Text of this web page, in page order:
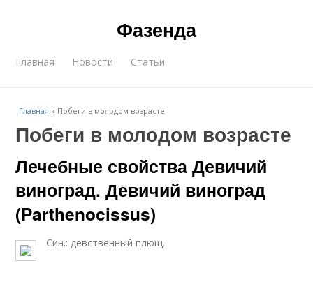
Фазенда
Главная Новости Статьи
Главная » Побеги в молодом возрасте
Побеги в молодом возрасте
Лечебные свойства Девичий
виноград. Девичий виноград
(Parthenocissus)
Син.: девственный плющ.